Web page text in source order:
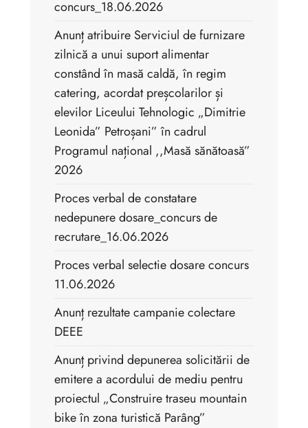
concurs_18.06.2026
Anunț atribuire Serviciul de furnizare
zilnică a unui suport alimentar
constând în masă caldă, în regim
catering, acordat preșcolarilor și
elevilor Liceului Tehnologic „Dimitrie
Leonida” Petroșani” în cadrul
Programul național ,,Masă sănătoasă”
2026
Proces verbal de constatare
nedepunere dosare_concurs de
recrutare_16.06.2026
Proces verbal selectie dosare concurs
11.06.2026
Anunț rezultate campanie colectare
DEEE
Anunț privind depunerea solicitării de
emitere a acordului de mediu pentru
proiectul „Construire traseu mountain
bike în zona turistică Parâng”